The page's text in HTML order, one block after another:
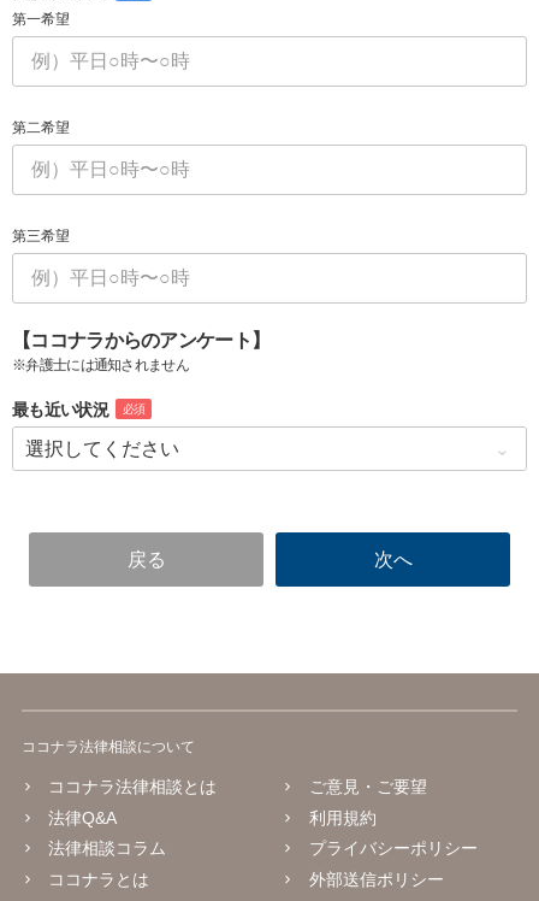
第一希望
第二希望
第三希望
【ココナラからのアンケート】
※弁護士には通知されません
最も近い状況 必須
ココナラ法律相談について
ココナラ法律相談とは
法律Q&A
法律相談コラム
ココナラとは
ご意見・ご要望
利用規約
プライバシーポリシー
外部送信ポリシー